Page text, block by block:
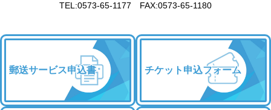
TEL:0573-65-1177 FAX:0573-65-1180
郵送サービス申込書 チケット申込フォーム